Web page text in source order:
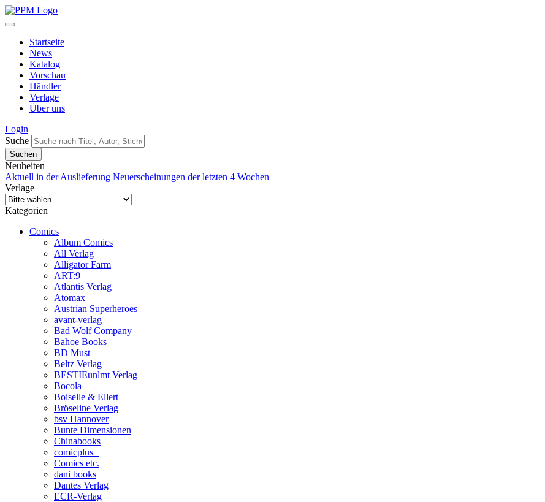
Startseite
News
Katalog
Vorschau
Händler
Verlage
Über uns
Login
Suche
Neuheiten
Aktuell in der Auslieferung Neuerscheinungen der letzten 4 Wochen
Verlage
Kategorien
Comics
Album Comics
All Verlag
Alligator Farm
ART:9
Atlantis Verlag
Atomax
Austrian Superheroes
avant-verlag
Bad Wolf Company
Bahoe Books
BD Must
Beltz Verlag
BESTIEunlmt Verlag
Bocola
Boiselle & Ellert
Bröseline Verlag
bsv Hannover
Bunte Dimensionen
Chinabooks
comicplus+
Comics etc.
dani books
Dantes Verlag
ECR-Verlag